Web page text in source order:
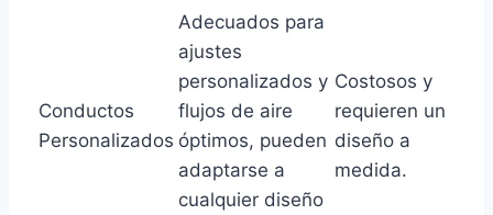
Conductos
Personalizados
Adecuados para
ajustes
personalizados y
flujos de aire
óptimos, pueden
adaptarse a
cualquier diseño
Costosos y
requieren un
diseño a
medida.